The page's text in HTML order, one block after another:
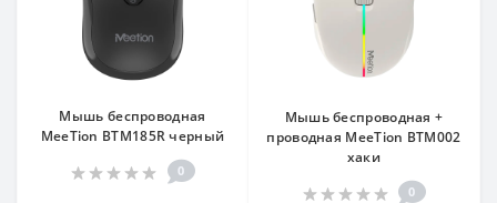
Мышь беспроводная
MeeTion BTM185R черный
0
Мышь беспроводная +
проводная MeeTion BTM002
хаки
0